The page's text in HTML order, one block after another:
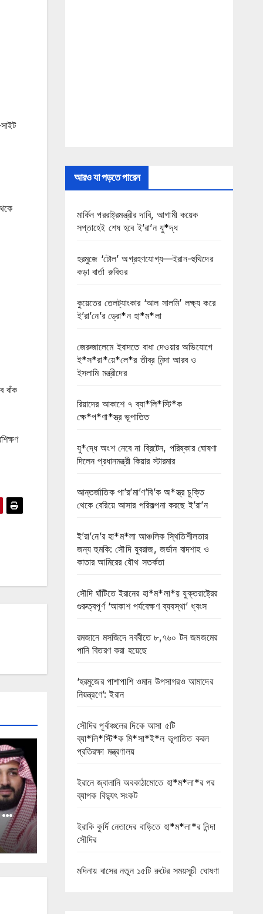
বাঁক
আরও যা পড়তে পারেন
মার্কিন পররাষ্ট্রমন্ত্রীর দাবি, আগামী কয়েক
সপ্তাহেই শেষ হবে ই’রা’ন যু*দ্ধ
হরমুজে ‘টোল’ অগ্রহণযোগ্য—ইরান-হুথিদের
কড়া বার্তা রুবিওর
কুয়েতের তেলট্যাংকার ‘আল সালমি’ লক্ষ্য করে
ই’রা’নে’র ড্রো*ন হা*ম*লা
জেরুজালেমে ইবাদতে বাধা দেওয়ার অভিযোগে
ই*স*রা*য়ে*লে*র তীব্র নিন্দা আরব ও
ইসলামি মন্ত্রীদের
রিয়াদের আকাশে ৭ ব্যা*লি*স্টি*ক
ক্ষে*প*ণা*স্ত্র ভূপাতিত
যু*দ্ধে অংশ নেবে না ব্রিটেন, পরিষ্কার ঘোষণা
দিলেন প্রধানমন্ত্রী কিয়ার স্টারমার
আন্তর্জাতিক পা’র’মা’ণ’বি’ক অ*স্ত্র চুক্তি
থেকে বেরিয়ে আসার পরিকল্পনা করছে ই’রা’ন
ই’রা’নে’র হা*ম*লা আঞ্চলিক স্থিতিশীলতার
জন্য হুমকি: সৌদি যুবরাজ, জর্ডান বাদশাহ ও
কাতার আমিরের যৌথ সতর্কতা
সৌদি ঘাঁটিতে ইরানের হা*ম*লা*য় যুক্তরাষ্ট্রের
গুরুত্বপূর্ণ ‘আকাশ পর্যবেক্ষণ ব্যবস্থা’ ধ্বংস
রমজানে মসজিদে নববীতে ৮,৭৬০ টন জমজমের
পানি বিতরণ করা হয়েছে
‘হরমুজের পাশাপাশি ওমান উপসাগরও আমাদের
নিয়ন্ত্রণে’: ইরান
সৌদির পূর্বাঞ্চলের দিকে আসা ৫টি
ব্যা*লি*স্টি*ক মি*সা*ই*ল ভূপাতিত করল
প্রতিরক্ষা মন্ত্রণালয়
ইরানে জ্বালানি অবকাঠামোতে হা*ম*লা*র পর
ব্যাপক বিদ্যুৎ সংকট
ইরাকি কুর্দি নেতাদের বাড়িতে হা*ম*লা*র নিন্দা
সৌদির
মদিনায় বাসের নতুন ১৫টি রুটের সময়সূচী ঘোষণা